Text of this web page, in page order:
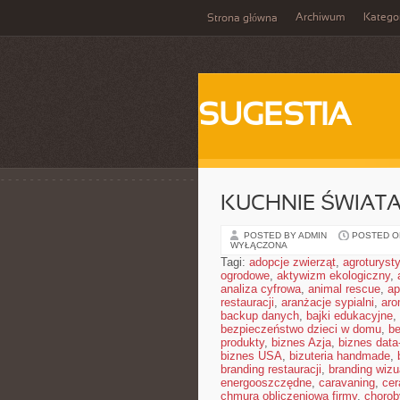
Strona główna Archiwum
SUGESTIA
KUCHNIE
POSTED BY ADMIN POSTED
WYŁĄCZONA
Tagi: adopcje zwierząt,
ogrodowe, aktywizm ekologiczny,
analiza cyfrowa, animal rescue,
restauracji, aranżacje sypialni,
backup danych, bajki edukacyjne,
bezpieczeństwo dzieci w domu,
produkty, biznes Azja, biznes
biznes USA, bizuteria handmade,
branding restauracji, branding
energooszczędne, caravaning,
chmura obliczeniowa firmy,